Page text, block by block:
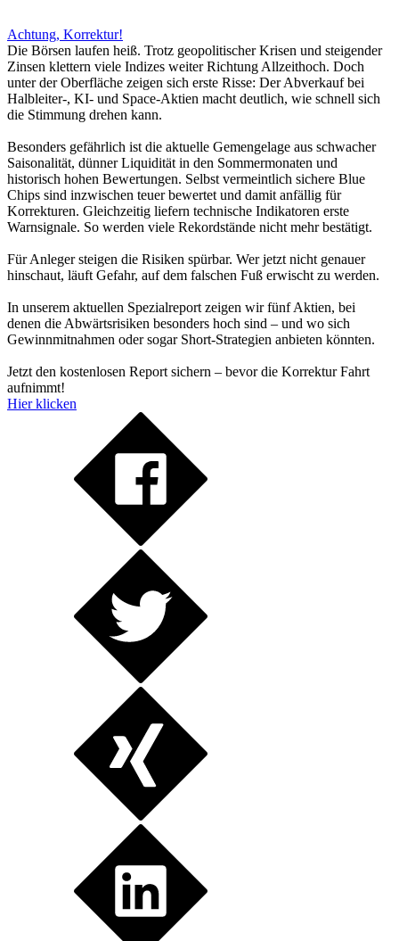
Achtung, Korrektur!
Die Börsen laufen heiß. Trotz geopolitischer Krisen und steigender
Zinsen klettern viele Indizes weiter Richtung Allzeithoch. Doch
unter der Oberfläche zeigen sich erste Risse: Der Abverkauf bei
Halbleiter-, KI- und Space-Aktien macht deutlich, wie schnell sich
die Stimmung drehen kann.
Besonders gefährlich ist die aktuelle Gemengelage aus schwacher
Saisonalität, dünner Liquidität in den Sommermonaten und
historisch hohen Bewertungen. Selbst vermeintlich sichere Blue
Chips sind inzwischen teuer bewertet und damit anfällig für
Korrekturen. Gleichzeitig liefern technische Indikatoren erste
Warnsignale. So werden viele Rekordstände nicht mehr bestätigt.
Für Anleger steigen die Risiken spürbar. Wer jetzt nicht genauer
hinschaut, läuft Gefahr, auf dem falschen Fuß erwischt zu werden.
In unserem aktuellen Spezialreport zeigen wir fünf Aktien, bei
denen die Abwärtsrisiken besonders hoch sind – und wo sich
Gewinnmitnahmen oder sogar Short-Strategien anbieten könnten.
Jetzt den kostenlosen Report sichern – bevor die Korrektur Fahrt
aufnimmt!
Hier klicken